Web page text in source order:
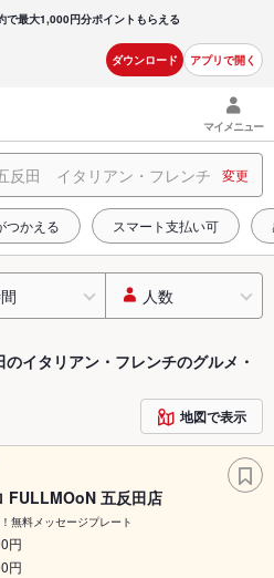
で最大1,000円分ポイントもらえる
ダウンロード アプリで開く
マイメニュー
反田 イタリアン・フレンチ 変更
つかえる スマート支払い可
人数
イタリアン・フレンチのグルメ・
地図で表示
FULLMOoN 五反田店
無料メッセージプレート
円
円